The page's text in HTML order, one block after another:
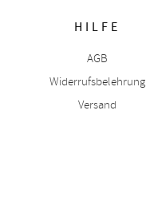
HILFE
AGB
Widerrufsbelehrung
Versand